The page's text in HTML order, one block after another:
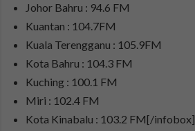
Johor Bahru : 94.6 FM
Kuantan : 104.7FM
Kuala Terengganu : 105.9FM
Kota Bahru : 104.3 FM
Kuching : 100.1 FM
Miri : 102.4 FM
Kota Kinabalu : 103.2 FM[/infobox]